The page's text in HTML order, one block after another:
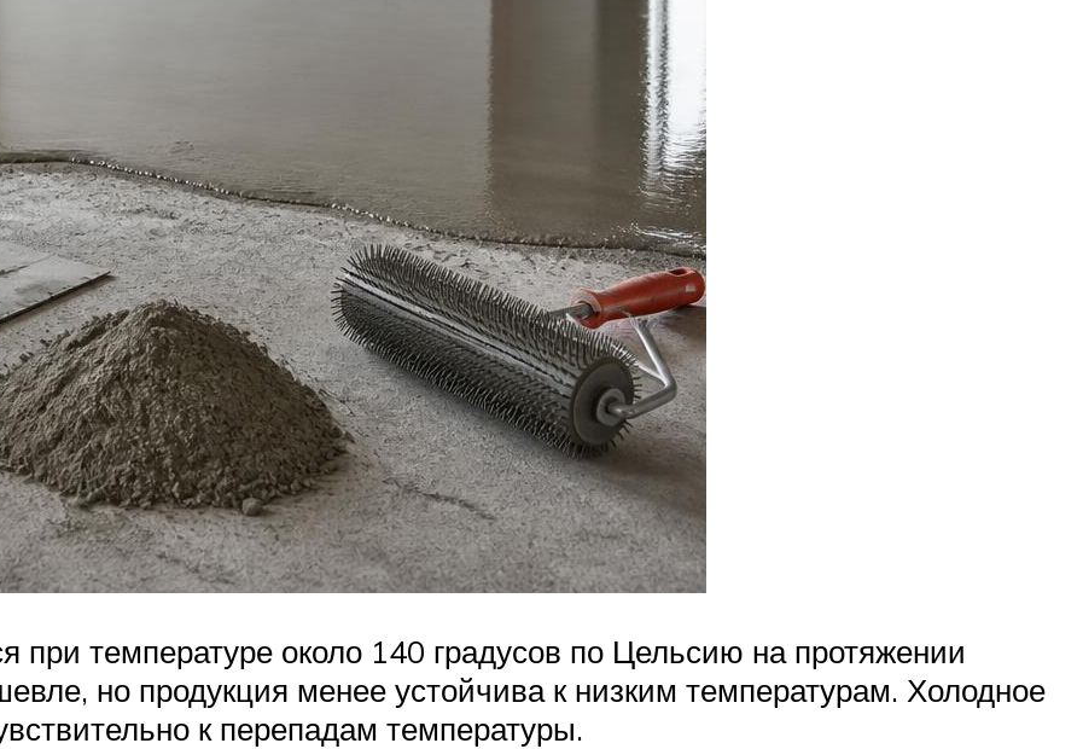
при температуре около 140 градусов по Цельсию на протяжении
но продукция менее устойчива к низким температурам. Холодное
к перепадам температуры.